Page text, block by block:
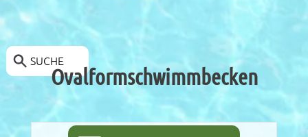
SUCHE
SCHWIMMBAD-ANGEBOTE
Ovalformschwimmbecken